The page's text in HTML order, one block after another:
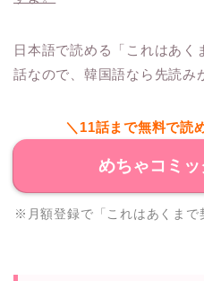
日本語で読める「これはあ
話なので、韓国語なら先読み
＼11話まで無料で読
めちゃコミ
※月額登録で「これはあくまで